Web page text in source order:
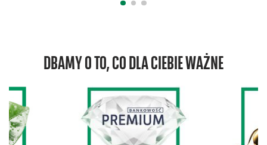
DBAMY O TO, CO DLA CIEBIE WAŻNE